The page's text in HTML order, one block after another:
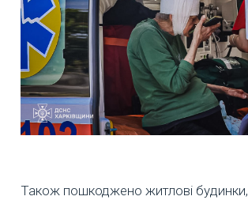
Також пошкоджено житлові будинки,